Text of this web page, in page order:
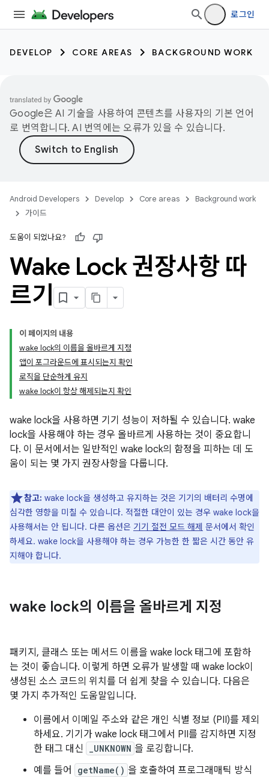
로그인
DEVELOP CORE AREAS BACKGROUND WORK
Google은 AI 기술을 사용하여 콘텐츠를 사용자의 기본 언어
로 번역합니다. AI 번역에는 오류가 있을 수 있습니다.
Android Developers Develop Core areas
Background work
가이드
도움이 되었나요?
Wake Lock 권장사항 따
르기
이 페이지의 내용
wake lock의 이름을 올바르게 지정
앱이 포그라운드에 표시되는지 확인
로직을 단순하게 유지
wake lock이 항상 해제되는지 확인
wake lock을 사용하면 기기 성능이 저하될 수 있습니다. wake
lock을 사용해야 하는 경우 올바르게 사용하는 것이 중요합니
다. 이 문서에서는 일반적인 wake lock의 함정을 피하는 데 도
움이 되는 몇 가지 권장사항을 다룹니다.
참고: wake lock을 생성하고 유지하는 것은 기기의 배터리 수명에
심각한 영향을 미칠 수 있습니다. 적절한 대안이 있는 경우 wake lock을
사용해서는 안 됩니다. 다른 옵션은 기기 절전 모드 해제 문서에서 확인
하세요. wake lock을 사용해야 하는 경우 가능한 한 짧은 시간 동안 유
지해야 합니다.
wake lock의 이름을 올바르게 지정
패키지, 클래스 또는 메서드 이름을 wake lock 태그에 포함하
는 것이 좋습니다. 이렇게 하면 오류가 발생할 때 wake lock이
생성된 소스 코드의 위치를 더 쉽게 찾을 수 있습니다. 다음은
몇 가지 추가적인 도움말입니다.
이름에서 이메일 주소와 같은 개인 식별 정보 (PII)를 제외
하세요. 기기가 wake lock 태그에서 PII를 감지하면 지정
한 태그 대신
_UNKNOWN 을 로깅합니다.
예를 들어
getName() 을 호출하여 프로그래매틱 방식